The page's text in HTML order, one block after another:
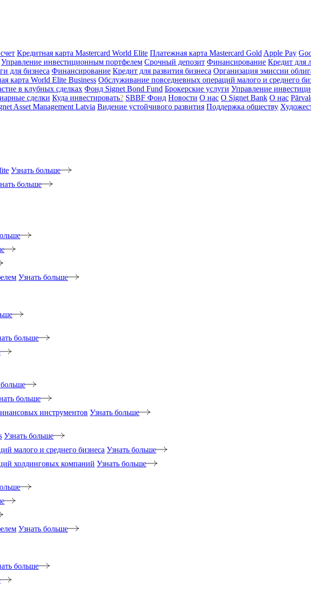
Кредитная карта Mastercard World Elite Платежная карта Mastercard Gold Apple Pay
Управление инвестиционным портфелем Срочный депозит Финансирование Кредит для
для бизнеса Финансирование Кредит для развития бизнеса Организация эмиссии
карта World Elite Business Обслуживание повседневных операций малого и среднего
в клубных сделках Фонд Signet Bond Fund Брокерские услуги Управление
сделки Куда инвестировать? SBBF Фонд Новости О нас O Signet Bank О нас
Asset Management Latvia Видение устойчивого развития Поддержка обществу
Узнать больше
больше
Узнать больше
больше
больше
инструментов Узнать больше
Узнать больше
малого и среднего бизнеса Узнать больше
холдинговых компаний Узнать больше
Узнать больше
больше